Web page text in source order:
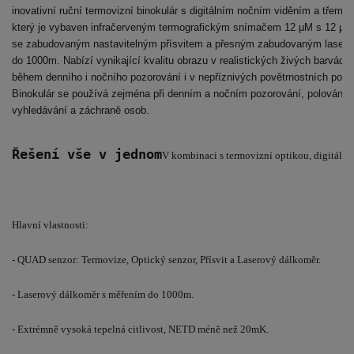
inovativní ruční termovizní binokulár s digitálním nočním viděním a třemi
který je vybaven infračerveným termografickým snímačem 12 μM s 12
se zabudovaným nastavitelným přísvitem a přesným zabudovaným
do 1000m. Nabízí vynikající kvalitu obrazu v realistických živých
během denního i nočního pozorování i v nepříznivých povětrnostních
Binokulár se používá zejména při denním a nočním pozorování,
vyhledávání a záchraně osob.
Řešení vše v jednomV kombinaci s termovizní optikou, digitální
Hlavní vlastnosti:
- QUAD senzor: Termovize, Optický senzor, Přísvit a Laserový dálkoměr.
- Laserový dálkoměr s měřením do 1000m.
- Extrémně vysoká tepelná citlivost, NETD méně než 20mK.